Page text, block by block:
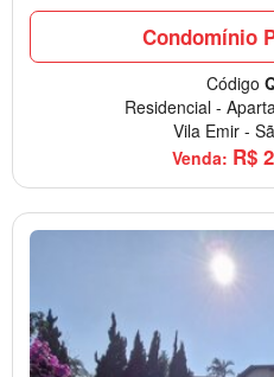
Condomínio
Código
Residencial -
Vila Emir -
Venda: R$